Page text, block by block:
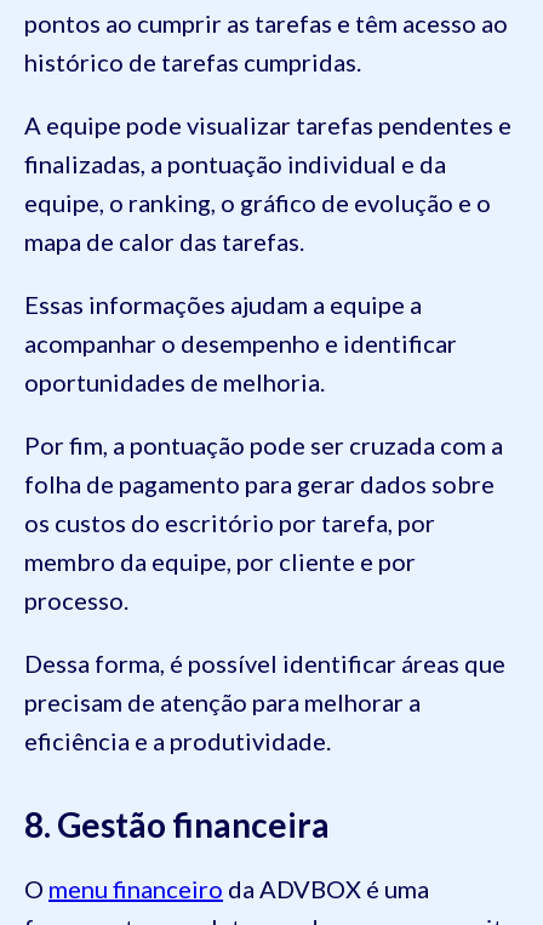
pontos ao cumprir as tarefas e têm acesso ao
histórico de tarefas cumpridas.
A equipe pode visualizar tarefas pendentes e
finalizadas, a pontuação individual e da
equipe, o ranking, o gráfico de evolução e o
mapa de calor das tarefas.
Essas informações ajudam a equipe a
acompanhar o desempenho e identificar
oportunidades de melhoria.
Por fim, a pontuação pode ser cruzada com a
folha de pagamento para gerar dados sobre
os custos do escritório por tarefa, por
membro da equipe, por cliente e por
processo.
Dessa forma, é possível identificar áreas que
precisam de atenção para melhorar a
eficiência e a produtividade.
8. Gestão financeira
O menu financeiro da ADVBOX é uma